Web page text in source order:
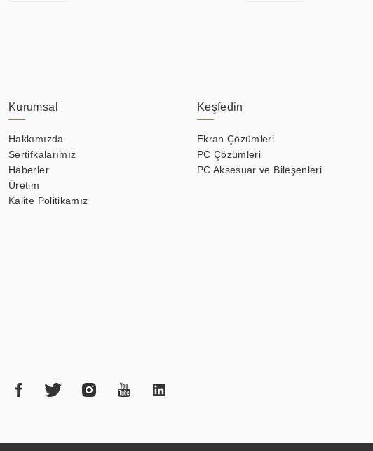
Kurumsal
Hakkımızda
Sertifkalarımız
Haberler
Üretim
Kalite Politikamız
Keşfedin
Ekran Çözümleri
PC Çözümleri
PC Aksesuar ve Bileşenleri